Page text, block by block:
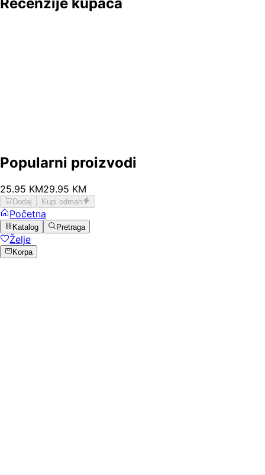
Popularni proizvodi
25.95 KM29.95 KM
Dodaj Kupi odmah
Početna
Katalog Pretraga
Želje
Korpa